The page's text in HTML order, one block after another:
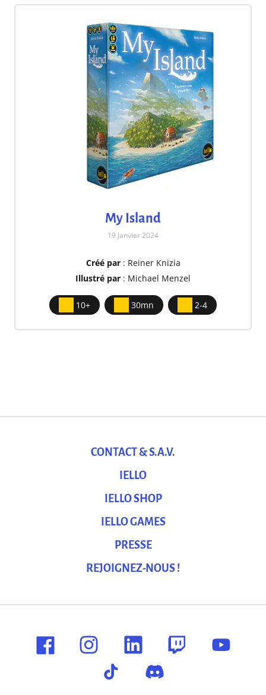
My Island
19 Janvier 2024
Créé par: Reiner Knizia
Illustré par : Michael Menzel
10+ 30mn 2-4
CONTACT & S.A.V.
IELLO
IELLO SHOP
IELLO GAMES
PRESSE
REJOIGNEZ-NOUS !